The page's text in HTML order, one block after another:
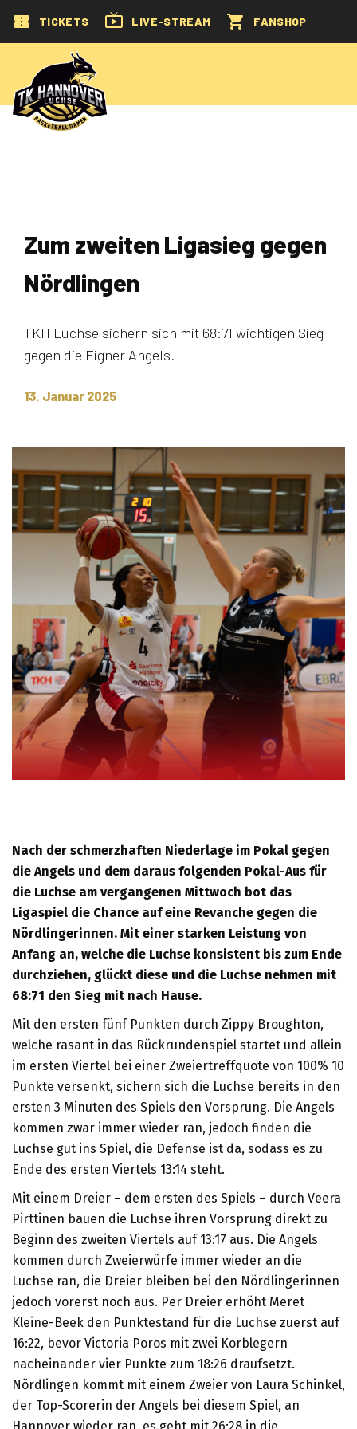
TICKETS LIVE-STREAM FANSHOP
Zum zweiten Ligasieg gegen
Nördlingen
TKH Luchse sichern sich mit 68:71 wichtigen Sieg
gegen die Eigner Angels.
13. Januar 2025
Nach der schmerzhaften Niederlage im Pokal gegen
die Angels und dem daraus folgenden Pokal-Aus für
die Luchse am vergangenen Mittwoch bot das
Ligaspiel die Chance auf eine Revanche gegen die
Nördlingerinnen. Mit einer starken Leistung von
Anfang an, welche die Luchse konsistent bis zum Ende
durchziehen, glückt diese und die Luchse nehmen mit
68:71 den Sieg mit nach Hause.
Mit den ersten fünf Punkten durch Zippy Broughton,
welche rasant in das Rückrundenspiel startet und allein
im ersten Viertel bei einer Zweiertreffquote von 100% 10
Punkte versenkt, sichern sich die Luchse bereits in den
ersten 3 Minuten des Spiels den Vorsprung. Die Angels
kommen zwar immer wieder ran, jedoch finden die
Luchse gut ins Spiel, die Defense ist da, sodass es zu
Ende des ersten Viertels 13:14 steht.
Mit einem Dreier – dem ersten des Spiels – durch Veera
Pirttinen bauen die Luchse ihren Vorsprung direkt zu
Beginn des zweiten Viertels auf 13:17 aus. Die Angels
kommen durch Zweierwürfe immer wieder an die
Luchse ran, die Dreier bleiben bei den Nördlingerinnen
jedoch vorerst noch aus. Per Dreier erhöht Meret
Kleine-Beek den Punktestand für die Luchse zuerst auf
16:22, bevor Victoria Poros mit zwei Korblegern
nacheinander vier Punkte zum 18:26 draufsetzt.
Nördlingen kommt mit einem Zweier von Laura Schinkel,
der Top-Scorerin der Angels bei diesem Spiel, an